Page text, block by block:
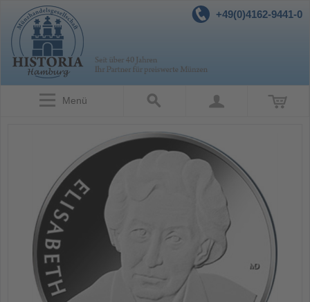
+49(0)4162-9441-0
Menü